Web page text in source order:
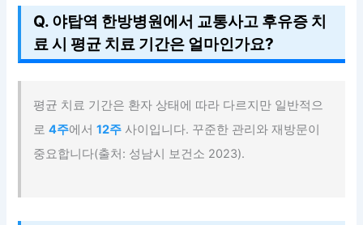
Q. 야탑역 한방병원에서 교통사고 후유증 치
료 시 평균 치료 기간은 얼마인가요?
평균 치료 기간은 환자 상태에 따라 다르지만 일반적으
로4주에서12주 사이입니다. 꾸준한 관리와 재방문이
중요합니다(출처: 성남시 보건소 2023).